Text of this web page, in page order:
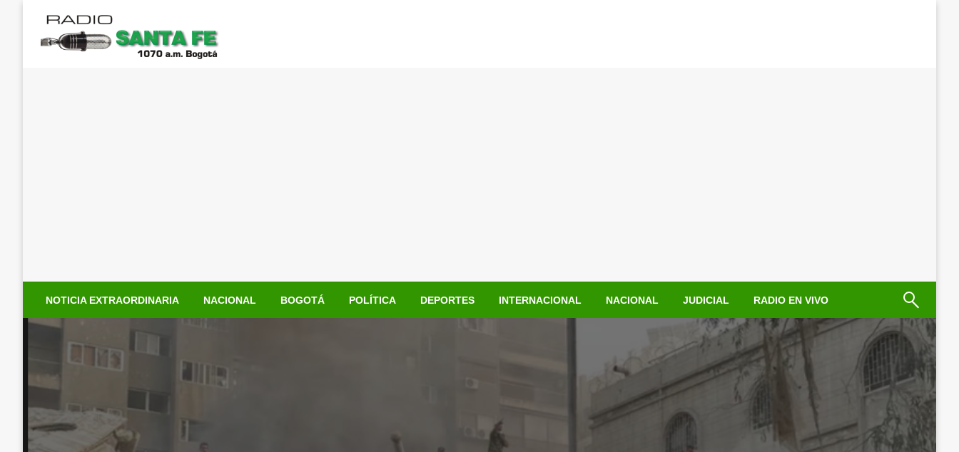
contenido
NOTICIA EXTRAORDINARIA NACIONAL BOGOTÁ POLÍTICA DEPORTES INTERNACIONAL NACIONAL JUDICIAL RADIO EN VIVO